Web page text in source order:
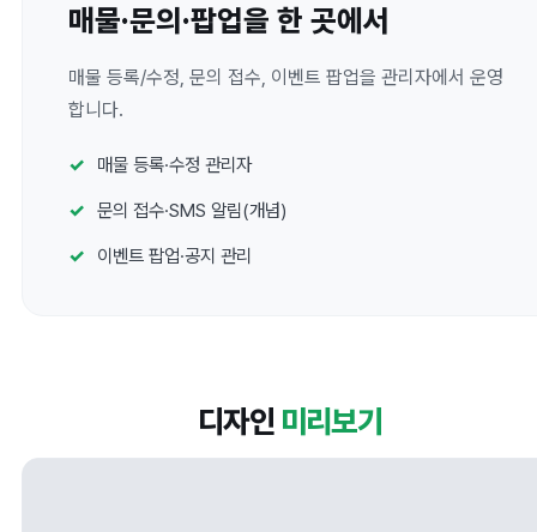
매물·문의·팝업을 한 곳에서
매물 등록/수정, 문의 접수, 이벤트 팝업을 관리자에서 운영
합니다.
매물 등록·수정 관리자
문의 접수·SMS 알림(개념)
이벤트 팝업·공지 관리
디자인 미리보기